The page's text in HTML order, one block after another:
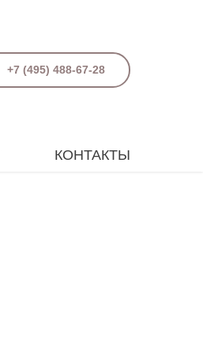
+7 (495) 488-67-28
КОНТАКТЫ